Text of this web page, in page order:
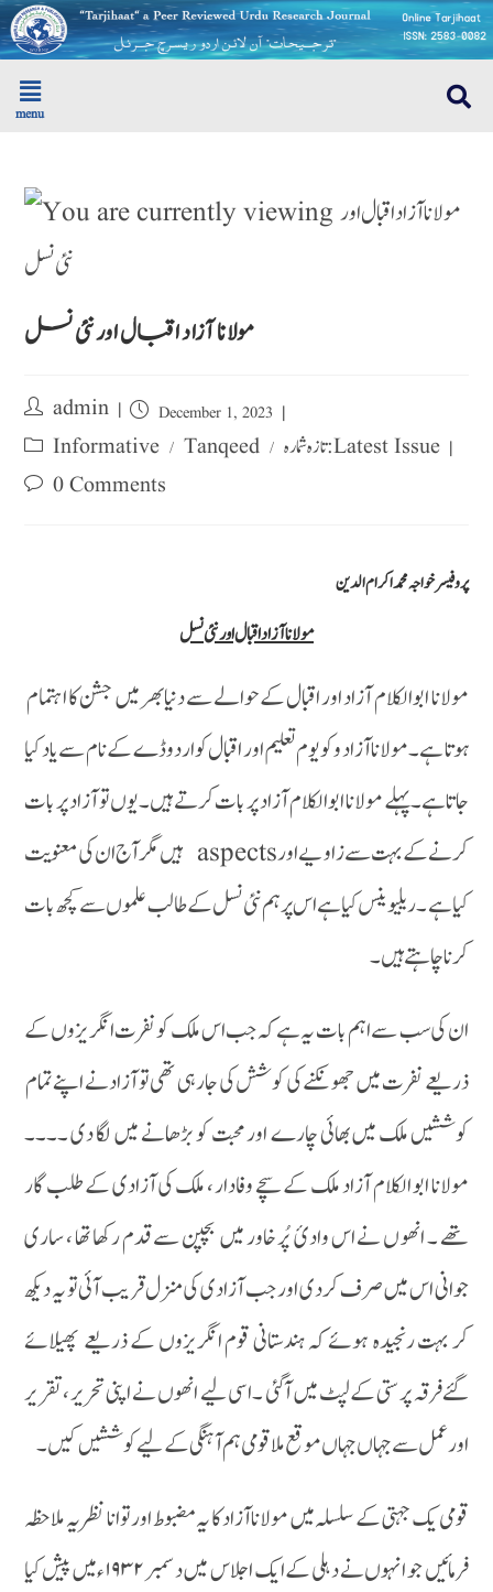
menu
مولانا آزاد اقبال اور نئی نسل
admin December 1, 2023
Informative / Tanqeed /
تازہ شمارہ : Latest Issue
0 Comments
پروفیسر خواجہ محمد اکرام الدین
مولانا آزاد اقبال اور نئی نسل
مولانا ابوالکلام آزاد اور اقبال کےحوالے سے دنیا بھر میں جشن کا اہتمام
ہوتا ہے۔ مولانا آزاد وکو یوم تعلیم اور اقبال کو اردو ڈے کے نام سے یاد کیا
جا تا ہے۔پہلے مولانا ابوالکلام آزاد پر بات کرتے ہیں ۔ یوں تو آزاد پر بات
کرنے کے بہت سے زاویے اور aspects ہیں مگر آج ان کی معنویت
کیا ہے ۔ ریلیوینس کیا ہے اس پر ہم نئی نسل کے طالب علموں سے کچھ بات
کرنا چاہتے ہیں ۔
ان کی سب سے اہم بات یہ ہے کہ جب اس ملک کو نفرت انگریزوں کے
ذریعے نفرت میں جھونکنے کی کوشش کی جارہی تھی تو آزاد نے اپنے تمام
کوششیں ملک میں بھائی چارے اور محبت کو بڑھانے میں لگا دی ۔۔۔۔
مولانا ابو الکلام آزاد ملک کے سچے وفادار ، ملک کی آزادی کے طلب گار
تھے ۔ انھو ں نے اس وادیٴ پُر خاور میں بچپن سے قدم رکھا تھا ، ساری
جوانی اس میں صرف کردی اور جب آزادی کی منزل قریب آئی تو یہ دیکھ
کر بہت رنجیدہ ہوئے کہ ہندستانی قوم انگریزوں کے ذریعے پھیلائے
گئےفرقہ پرستی کےلپٹ میں آگئی ۔اسی لیے انھوں نے اپنی تحریر ، تقریر
اور عمل سے جہاں جہاں موقع ملا قومی ہم آہنگی کے لیے کوششیں کیں ۔
قومی یک جہتی کے سلسلہ میں مولانا آزاد کا یہ مضبوط اور توانا نظریہ ملاحظہ
فرمائیں جو انہوں نے دہلی کے ایک اجلاس میں دسمبر ۱۹۳۲ءمیں پیش کیا